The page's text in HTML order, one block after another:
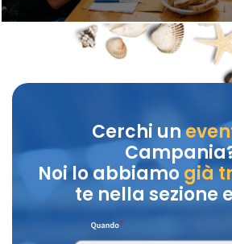
Cerchi un
Noi lo abbiamo già
te nella sezione